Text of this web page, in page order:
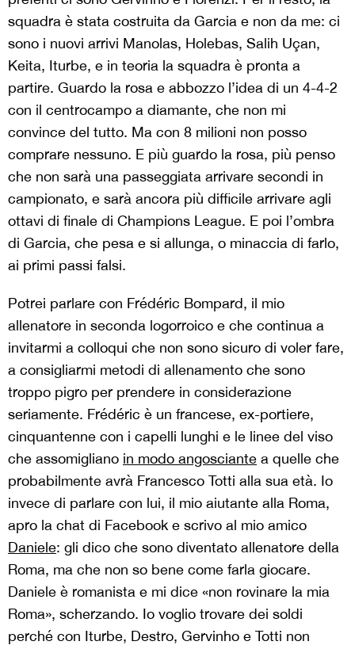
squadra è stata costruita da Garcia e non da me: ci
sono i nuovi arrivi Manolas, Holebas, Salih Uçan,
Keita, Iturbe, e in teoria la squadra è pronta a
partire. Guardo la rosa e abbozzo l’idea di un 4-4-2
con il centrocampo a diamante, che non mi
convince del tutto. Ma con 8 milioni non posso
comprare nessuno. E più guardo la rosa, più penso
che non sarà una passeggiata arrivare secondi in
campionato, e sarà ancora più difficile arrivare agli
ottavi di finale di Champions League. E poi l’ombra
di Garcia, che pesa e si allunga, o minaccia di farlo,
ai primi passi falsi.
Potrei parlare con Frédéric Bompard, il mio
allenatore in seconda logorroico e che continua a
invitarmi a colloqui che non sono sicuro di voler fare,
a consigliarmi metodi di allenamento che sono
troppo pigro per prendere in considerazione
seriamente. Frédéric è un francese, ex-portiere,
cinquantenne con i capelli lunghi e le linee del viso
che assomigliano in modo angosciante a quelle che
probabilmente avrà Francesco Totti alla sua età. Io
invece di parlare con lui, il mio aiutante alla Roma,
apro la chat di Facebook e scrivo al mio amico
Daniele: gli dico che sono diventato allenatore della
Roma, ma che non so bene come farla giocare.
Daniele è romanista e mi dice «non rovinare la mia
Roma», scherzando. Io voglio trovare dei soldi
perché con Iturbe, Destro, Gervinho e Totti non